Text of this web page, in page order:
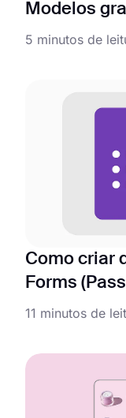
Modelos
5 minutos de
Como criar
Forms
11 minutos de